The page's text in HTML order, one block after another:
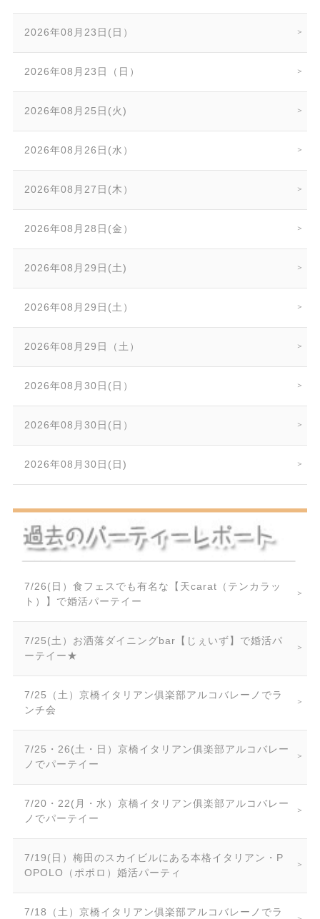
2026年08月23日(日）
2026年08月23日（日）
2026年08月25日(火)
2026年08月26日(水）
2026年08月27日(木）
2026年08月28日(金）
2026年08月29日(土)
2026年08月29日(土）
2026年08月29日（土）
2026年08月30日(日）
2026年08月30日(日）
2026年08月30日(日)
7/26(日）食フェスでも有名な【天carat（テンカラッ
ト）】で婚活パーテイー
7/25(土）お洒落ダイニングbar【じぇいず】で婚活パ
ーテイー★
7/25（土）京橋イタリアン俱楽部アルコバレーノでラ
ンチ会
7/25・26(土・日）京橋イタリアン俱楽部アルコバレー
ノでパーテイー
7/20・22(月・水）京橋イタリアン俱楽部アルコバレー
ノでパーテイー
7/19(日）梅田のスカイビルにある本格イタリアン・P
OPOLO（ポポロ）婚活パーティ
7/18（土）京橋イタリアン俱楽部アルコバレーノでラ